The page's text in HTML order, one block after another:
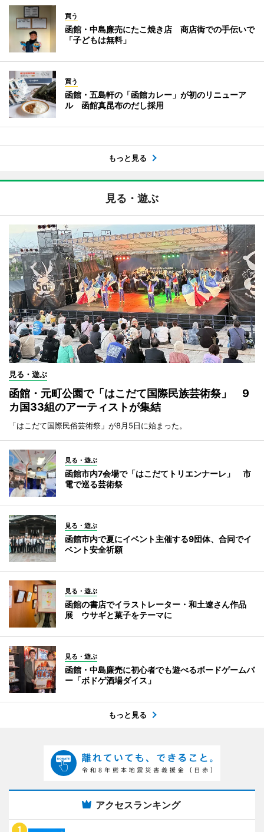
買う
函館・中島廉売にたこ焼き店 商店街での手伝いで
「子どもは無料」
買う
函館・五島軒の「函館カレー」が初のリニューア
ル 函館真昆布のだし採用
もっと見る
見る・遊ぶ
見る・遊ぶ
函館・元町公園で「はこだて国際民族芸術祭」 9
カ国33組のアーティストが集結
「はこだて国際民俗芸術祭」が8月5日に始まった。
見る・遊ぶ
函館市内7会場で「はこだてトリエンナーレ」 市
電で巡る芸術祭
見る・遊ぶ
函館市内で夏にイベント主催する9団体、合同でイ
ベント安全祈願
見る・遊ぶ
函館の書店でイラストレーター・和土遼さん作品
展 ウサギと菓子をテーマに
見る・遊ぶ
函館・中島廉売に初心者でも遊べるボードゲームバ
ー「ボドゲ酒場ダイス」
もっと見る
アクセスランキング